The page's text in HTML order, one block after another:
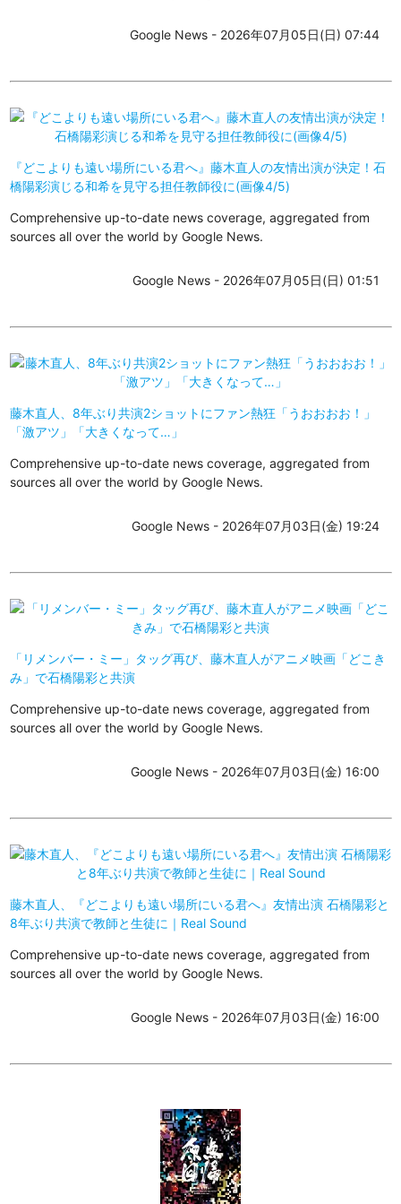
Google News - 2026年07月05日(日) 07:44
『どこよりも遠い場所にいる君へ』藤木直人の友情出演が決定！石
橋陽彩演じる和希を見守る担任教師役に(画像4/5)
Comprehensive up-to-date news coverage, aggregated from
sources all over the world by Google News.
Google News - 2026年07月05日(日) 01:51
藤木直人、8年ぶり共演2ショットにファン熱狂「うおおおお！」
「激アツ」「大きくなって…」
Comprehensive up-to-date news coverage, aggregated from
sources all over the world by Google News.
Google News - 2026年07月03日(金) 19:24
「リメンバー・ミー」タッグ再び、藤木直人がアニメ映画「どこき
み」で石橋陽彩と共演
Comprehensive up-to-date news coverage, aggregated from
sources all over the world by Google News.
Google News - 2026年07月03日(金) 16:00
藤木直人、『どこよりも遠い場所にいる君へ』友情出演 石橋陽彩と
8年ぶり共演で教師と生徒に｜Real Sound
Comprehensive up-to-date news coverage, aggregated from
sources all over the world by Google News.
Google News - 2026年07月03日(金) 16:00